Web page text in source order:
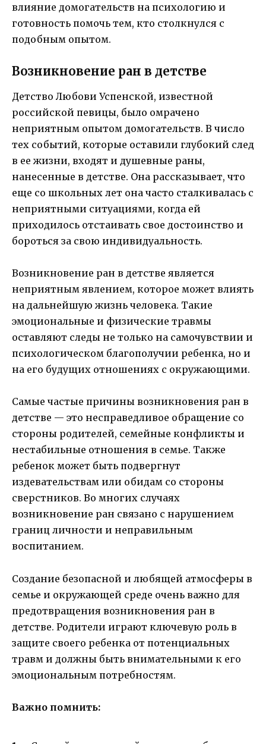
влияние домогательств на психологию и
готовность помочь тем, кто столкнулся с
подобным опытом.
Возникновение ран в детстве
Детство Любови Успенской, известной
российской певицы, было омрачено
неприятным опытом домогательств. В число
тех событий, которые оставили глубокий след
в ее жизни, входят и душевные раны,
нанесенные в детстве. Она рассказывает, что
еще со школьных лет она часто сталкивалась с
неприятными ситуациями, когда ей
приходилось отстаивать свое достоинство и
бороться за свою индивидуальность.
Возникновение ран в детстве является
неприятным явлением, которое может влиять
на дальнейшую жизнь человека. Такие
эмоциональные и физические травмы
оставляют следы не только на самочувствии и
психологическом благополучии ребенка, но и
на его будущих отношениях с окружающими.
Самые частые причины возникновения ран в
детстве — это несправедливое обращение со
стороны родителей, семейные конфликты и
нестабильные отношения в семье. Также
ребенок может быть подвергнут
издевательствам или обидам со стороны
сверстников. Во многих случаях
возникновение ран связано с нарушением
границ личности и неправильным
воспитанием.
Создание безопасной и любящей атмосферы в
семье и окружающей среде очень важно для
предотвращения возникновения ран в
детстве. Родители играют ключевую роль в
защите своего ребенка от потенциальных
травм и должны быть внимательными к его
эмоциональным потребностям.
Важно помнить: